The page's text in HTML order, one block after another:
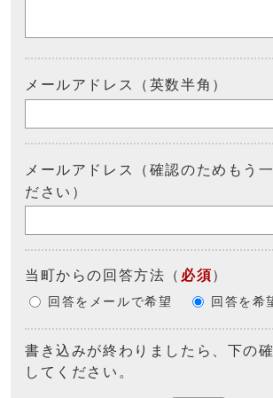
メールアドレス（英数半角）
メールアドレス（確認のためもう
ださい）
当町からの回答方法 （ 必須）
回答をメールで希望 回答を希
書き込みが終わりましたら、下の
してください。